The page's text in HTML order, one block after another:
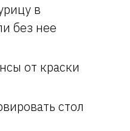
в
без нее
от краски
стол